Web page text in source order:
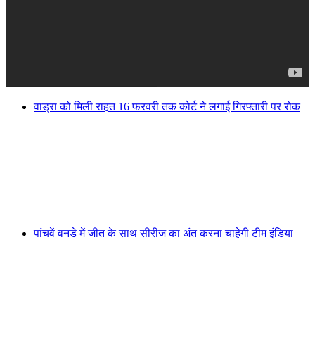
वाड्रा को मिली राहत 16 फरवरी तक कोर्ट ने लगाई गिरफ्तारी पर रोक
पांचवें वनडे में जीत के साथ सीरीज का अंत करना चाहेगी टीम इंडिया